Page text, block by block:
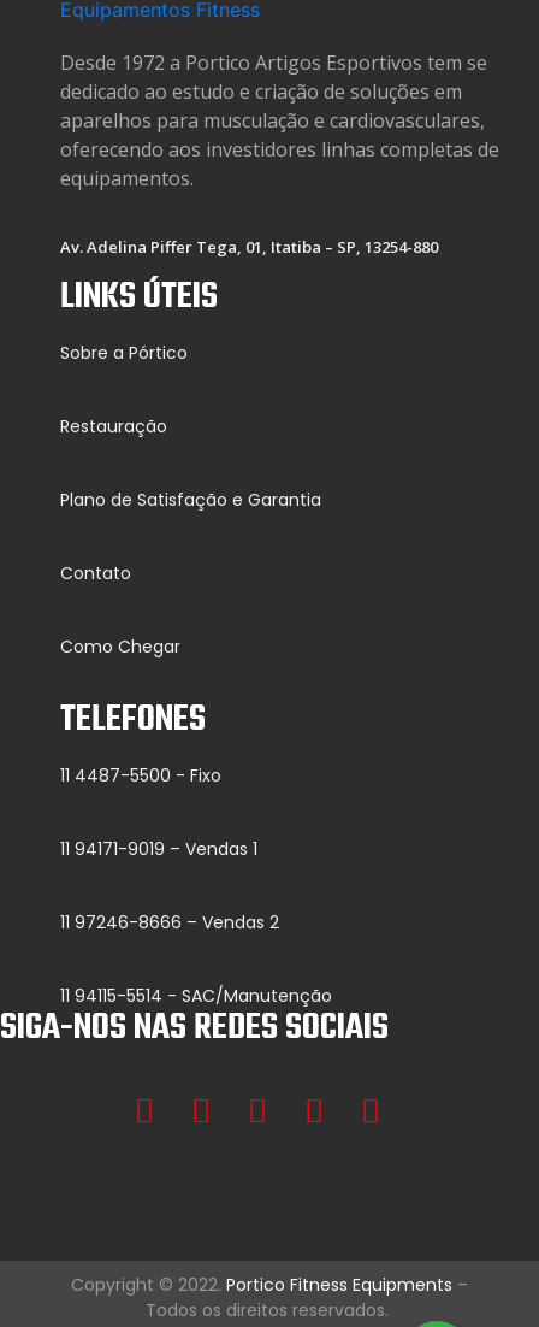
Desde 1972 a Portico Artigos Esportivos tem se
dedicado ao estudo e criação de soluções em
aparelhos para musculação e cardiovasculares,
oferecendo aos investidores linhas completas de
equipamentos.
Av. Adelina Piffer Tega, 01, Itatiba – SP, 13254-880
LINKS ÚTEIS
Sobre a Pórtico
Restauração
Plano de Satisfação e Garantia
Contato
Como Chegar
TELEFONES
11 4487-5500 - Fixo
11 94171-9019 – Vendas 1
11 97246-8666 – Vendas 2
11 94115-5514 - SAC/Manutenção
SIGA-NOS NAS REDES SOCIAIS
Copyright © 2022. Portico Fitness Equipments –
Todos os direitos reservados.